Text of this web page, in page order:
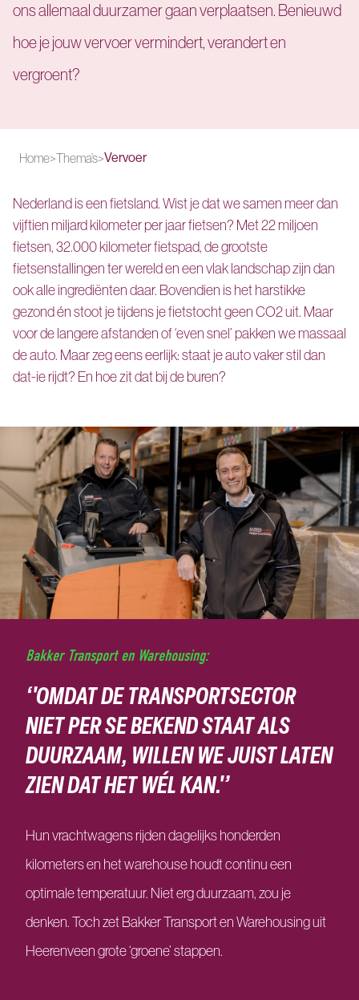
ons allemaal duurzamer gaan verplaatsen. Benieuwd
hoe je jouw vervoer vermindert, verandert en
vergroent?
Home>Thema’s>Vervoer
Nederland is een fietsland. Wist je dat we samen meer dan
vijftien miljard kilometer per jaar fietsen? Met 22 miljoen
fietsen, 32.000 kilometer fietspad, de grootste
fietsenstallingen ter wereld en een vlak landschap zijn dan
ook alle ingrediënten daar. Bovendien is het harstikke
gezond én stoot je tijdens je fietstocht geen CO2 uit. Maar
voor de langere afstanden of ‘even snel’ pakken we massaal
de auto. Maar zeg eens eerlijk: staat je auto vaker stil dan
dat-ie rijdt? En hoe zit dat bij de buren?
Bakker Transport en Warehousing:
‘'OMDAT DE TRANSPORTSECTOR
NIET PER SE BEKEND STAAT ALS
DUURZAAM, WILLEN WE JUIST LATEN
ZIEN DAT HET WÉL KAN.'’
Hun vrachtwagens rijden dagelijks honderden
kilometers en het warehouse houdt continu een
optimale temperatuur. Niet erg duurzaam, zou je
denken. Toch zet Bakker Transport en Warehousing uit
Heerenveen grote ‘groene’ stappen.